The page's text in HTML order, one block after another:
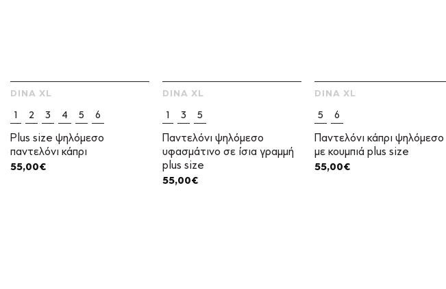
1 2 3 4 5
6
Plus size ψηλόμεσο
παντελόνι κάπρι
DINA XL
55,00€
1 3
5
Παντελόνι ψηλόμεσο
υφασμάτινο σε ίσια γραμμή
plus size
DINA XL
55,00€
5
6
Παντελόνι κάπρι ψηλόμεσο
με κουμπιά plus size
DINA XL
55,00€